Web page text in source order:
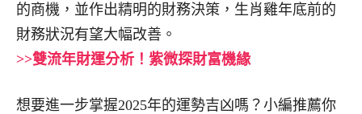
的商機，並作出精明的財務決策，生肖雞年底前的
財務狀況有望大幅改善。
>>雙流年財運分析！紫微探財富機緣
想要進一步掌握2025年的運勢吉凶嗎？小編推薦你